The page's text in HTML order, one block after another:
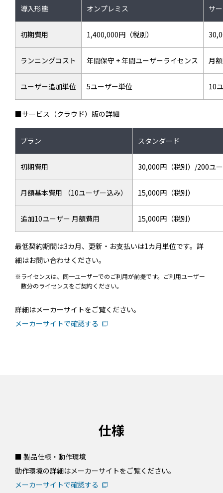
導入形態 オンプレミス サ
初期費用 1,400,000円（税別）
ランニングコスト 年間保守 + 年間ユーザーライセンス 月
ユーザー追加単位 5ユーザー単位 10
■サービス（クラウド）版の詳細
プラン スタンダード
初期費用 30,000円（税別）/200ユ
月額基本費用 （10ユーザー込み） 15,000円（税別）
追加10ユーザー 月額費用 15,000円（税別）
最低契約期間は3カ月、更新・お支払いは1カ月単位です。詳
細はお問い合わせください。
ライセンスは、同一ユーザーでのご利用が前提です。ご利用ユーザー
数分のライセンスをご契約ください。
詳細はメーカーサイトをご覧ください。
メーカーサイトで確認する
仕様
■ 製品仕様・動作環境
動作環境の詳細はメーカーサイトをご覧ください。
メーカーサイトで確認する